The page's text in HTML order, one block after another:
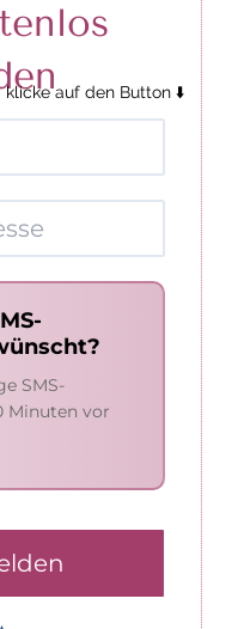
klicke auf den Button ⬇️
SMS-
Minuten vor